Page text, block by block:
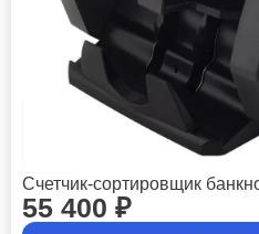
Счетчик-сортировщик
55 400 ₽